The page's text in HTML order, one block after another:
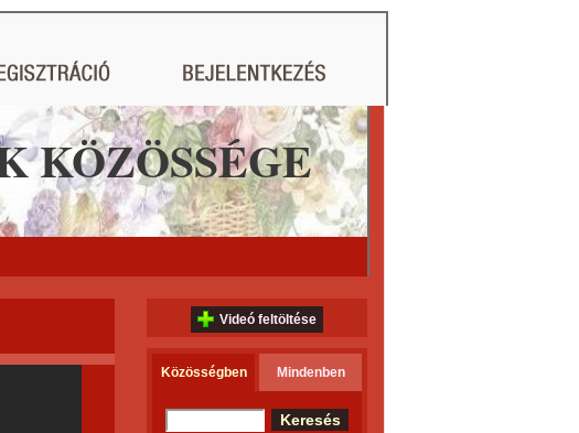
KÖZÖSSÉGE
Videó feltöltése
Közösségben Mindenben